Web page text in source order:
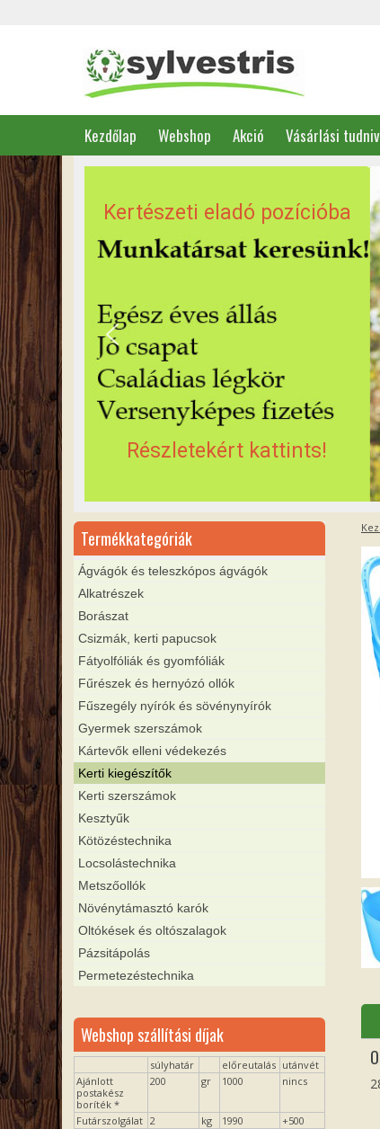
Kezdőlap Webshop Akció Vásárlási
Kertészeti eladó pozícióba
Részletekért kattints!
Termékkategóriák
Ágvágók és teleszkópos ágvágók
Alkatrészek
Borászat
Csizmák, kerti papucsok
Fátyolfóliák és gyomfóliák
Fűrészek és hernyózó ollók
Fűszegély nyírók és sövénynyírók
Gyermek szerszámok
Kártevők elleni védekezés
Kerti kiegészítők
Kerti szerszámok
Kesztyűk
Kötözéstechnika
Locsolástechnika
Metszőollók
Növénytámasztó karók
Oltókések és oltószalagok
Pázsitápolás
Permetezéstechnika
Webshop szállítási díjak
súlyhatár előreutalás utánvét
Ajánlott
postakész
boríték *
200 gr 1000 nincs
Futárszolgálat 2 kg 1990
+500